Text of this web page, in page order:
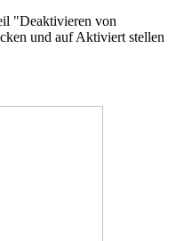
"Deaktivieren von
und auf Aktiviert stellen